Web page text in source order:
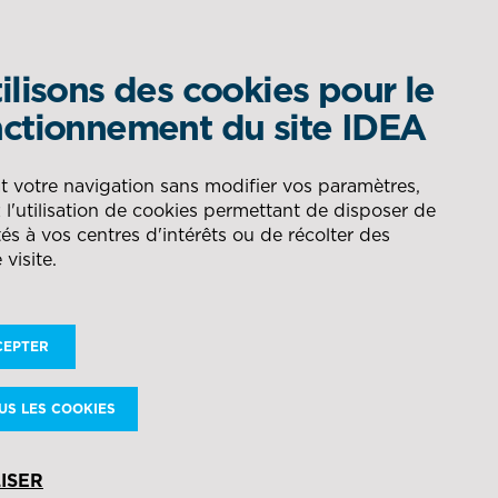
DÉLÉGATION DE
PRODUCTION
DES FLUX
AÉRONAUTIQUE
ÉNERGIE
NAVAL
QUEL EST VOTRE BESOIN ?
RECHERCHER
d'un contrat de
des cookies pour le
du site IDEA
votre navigation sans modifier vos paramètres,
l'utilisation de cookies permettant de disposer de
à vos centres d'intérêts ou de récolter des
visite.
LES COOKIES